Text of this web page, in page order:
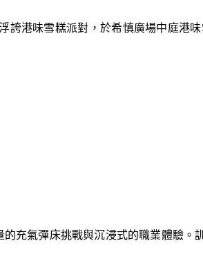
港味雪糕派對，於希慎廣場中庭港
充氣彈床挑戰與沉浸式的職業體驗